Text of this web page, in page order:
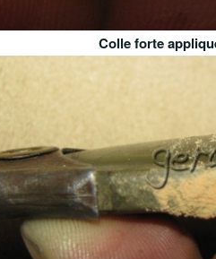
Colle forte